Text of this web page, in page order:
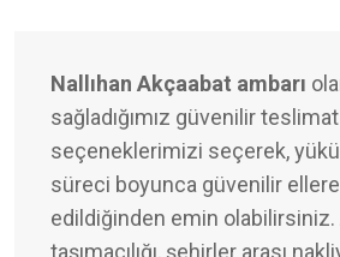
Nallıhan Akçaabat ambarı
sağladığımız güvenilir teslimat
seçeneklerimizi seçerek,
süreci boyunca güvenilir
edildiğinden emin olabilirsiniz.